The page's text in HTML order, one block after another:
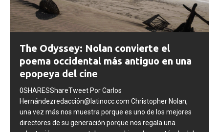
The Odyssey: Nolan convierte el
poema occidental más antiguo en una
epopeya del cine
0SHARESShareTweet Por Carlos
Hernándezredacción@latinocc.com Christopher Nolan,
una vez más nos muestra porque es uno de los mejores
directores de su generación porque nos regala una